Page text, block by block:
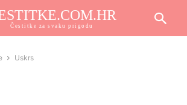
Čestitke za svaku prigodu
Uskrs